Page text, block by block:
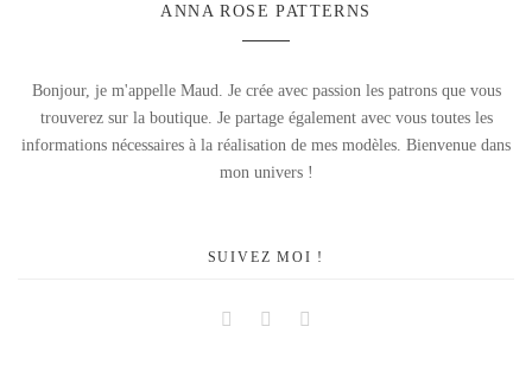
ANNA ROSE PATTERNS
Bonjour, je m'appelle Maud. Je crée avec passion les patrons que vous
trouverez sur la boutique. Je partage également avec vous toutes les
informations nécessaires à la réalisation de mes modèles. Bienvenue dans
mon univers !
SUIVEZ MOI !
FacebookInstagram